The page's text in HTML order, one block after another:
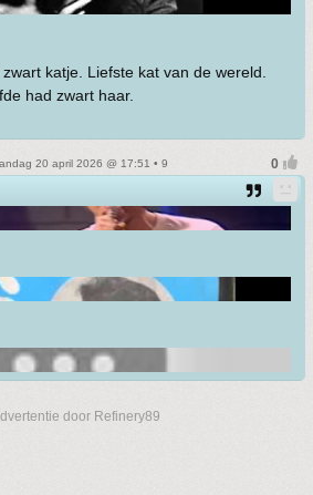
katje. Liefste kat van de wereld.
had zwart haar.
20 april 2026 @ 17:51 • 9
door Refinery89